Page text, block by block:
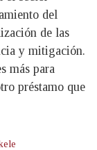
del
de las
y mitigación.
más para
préstamo que